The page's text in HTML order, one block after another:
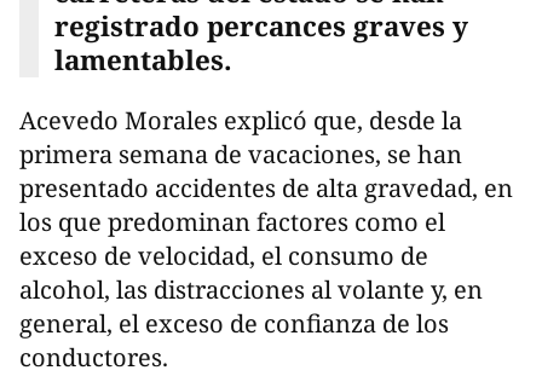
registrado percances graves y
lamentables.
Acevedo Morales explicó que, desde la
primera semana de vacaciones, se han
presentado accidentes de alta gravedad, en
los que predominan factores como el
exceso de velocidad, el consumo de
alcohol, las distracciones al volante y, en
general, el exceso de confianza de los
conductores.